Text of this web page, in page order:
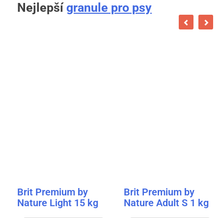
Nejlepšígranule pro psy
Brit Premium by
Nature Light 15 kg
Brit Premium by
Nature Adult S 1 kg